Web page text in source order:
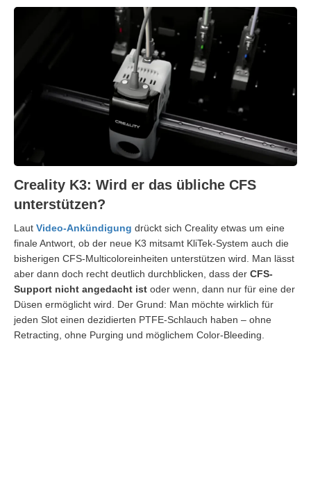
Creality K3: Wird er das übliche CFS
unterstützen?
Laut Video-Ankündigung drückt sich Creality etwas um eine
finale Antwort, ob der neue K3 mitsamt KliTek-System auch die
bisherigen CFS-Multicoloreinheiten unterstützen wird. Man lässt
aber dann doch recht deutlich durchblicken, dass der CFS-
Support nicht angedacht ist oder wenn, dann nur für eine der
Düsen ermöglicht wird. Der Grund: Man möchte wirklich für
jeden Slot einen dezidierten PTFE-Schlauch haben – ohne
Retracting, ohne Purging und möglichem Color-Bleeding.